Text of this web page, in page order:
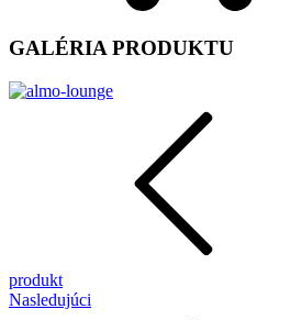
GALÉRIA PRODUKTU
produkt
Nasledujúci